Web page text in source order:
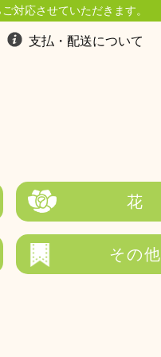
対応させていただきます。
支払・配送について
花
その他